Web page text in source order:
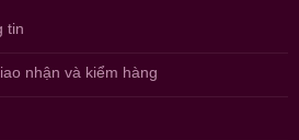
tin
nhận và kiểm hàng